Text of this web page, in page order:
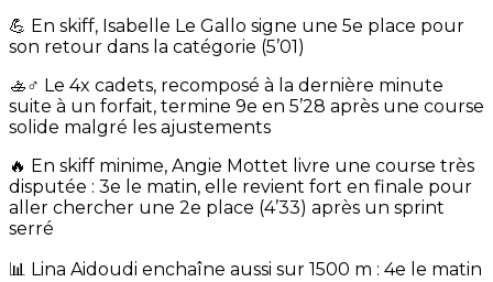
💪 En skiff, Isabelle Le Gallo signe une 5e place pour
son retour dans la catégorie (5’01)
🚣♂️ Le 4x cadets, recomposé à la dernière minute
suite à un forfait, termine 9e en 5’28 après une course
solide malgré les ajustements
🔥 En skiff minime, Angie Mottet livre une course très
disputée : 3e le matin, elle revient fort en finale pour
aller chercher une 2e place (4’33) après un sprint
serré
📊 Lina Aidoudi enchaîne aussi sur 1500 m : 4e le matin